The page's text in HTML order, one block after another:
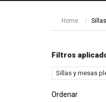
Home
Filtros
Sillas y mesas
Ordenar